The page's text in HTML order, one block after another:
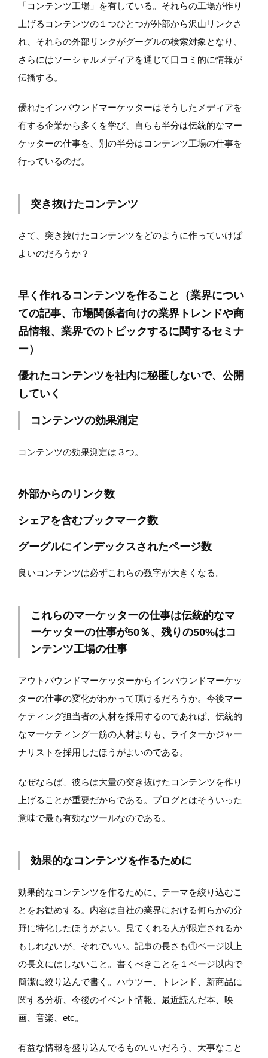
「コンテンツ工場」を有している。それらの工場が作り
上げるコンテンツの１つひとつが外部から沢山リンクさ
れ、それらの外部リンクがグーグルの検索対象となり、
さらにはソーシャルメディアを通じて口コミ的に情報が
伝播する。
優れたインバウンドマーケッターはそうしたメディアを
有する企業から多くを学び、自らも半分は伝統的なマー
ケッターの仕事を、別の半分はコンテンツ工場の仕事を
行っているのだ。
突き抜けたコンテンツ
さて、突き抜けたコンテンツをどのように作っていけば
よいのだろうか？
早く作れるコンテンツを作ること（業界につい
ての記事、市場関係者向けの業界トレンドや商
品情報、業界でのトピックするに関するセミナ
ー）
優れたコンテンツを社内に秘匿しないで、公開
していく
コンテンツの効果測定
コンテンツの効果測定は３つ。
外部からのリンク数
シェアを含むブックマーク数
グーグルにインデックスされたページ数
良いコンテンツは必ずこれらの数字が大きくなる。
これらのマーケッターの仕事は伝統的なマ
ーケッターの仕事が50％、残りの50%はコ
ンテンツ工場の仕事
アウトバウンドマーケッターからインバウンドマーケッ
ターの仕事の変化がわかって頂けるだろうか。今後マー
ケティング担当者の人材を採用するのであれば、伝統的
なマーケティング一筋の人材よりも、ライターかジャー
ナリストを採用したほうがよいのである。
なぜならば、彼らは大量の突き抜けたコンテンツを作り
上げることが重要だからである。ブログとはそういった
意味で最も有効なツールなのである。
効果的なコンテンツを作るために
効果的なコンテンツを作るために、テーマを絞り込むこ
とをお勧めする。内容は自社の業界における何らかの分
野に特化したほうがよい。見てくれる人が限定されるか
もしれないが、それでいい。記事の長さも①ページ以上
の長文にはしないこと。書くべきことを１ページ以内で
簡潔に絞り込んで書く。ハウツー、トレンド、新商品に
関する分析、今後のイベント情報、最近読んだ本、映
画、音楽、etc。
有益な情報を盛り込んでるものいいだろう。大事なこと